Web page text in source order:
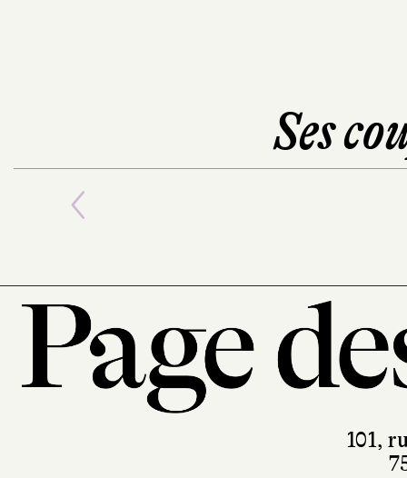
Ses
Previous
101,